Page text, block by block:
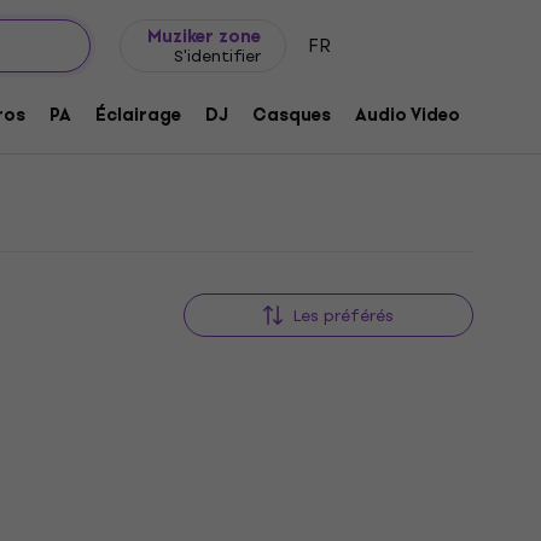
Muziker zone
S'identifier FR
PA Éclairage DJ Casques Audio Video
035 ou moins
ou moins
Les préférés